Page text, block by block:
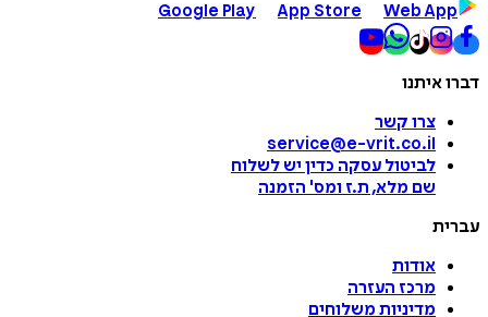
Google Play
App Store Web App
דברו איתנו
צרו קשר
service@e-vrit.co.il
לביטול עסקה כדין יש לשלוח
שם מלא, ת.ז ומס' הזמנה
עברית
אודות
מרכז העזרה
מדיניות משלוחים